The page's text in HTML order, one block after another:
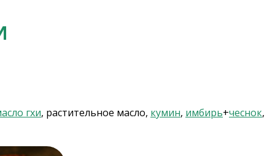
гхи, растительное масло, кумин, имбирь+чеснок,